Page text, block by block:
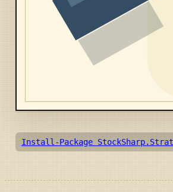
Install-Package